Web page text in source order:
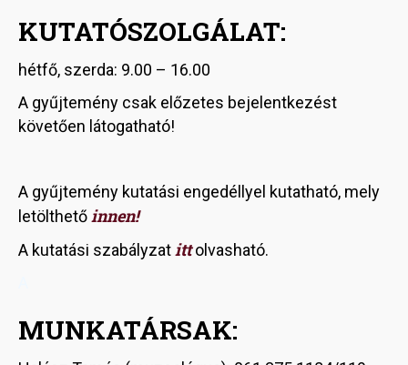
KUTATÓSZOLGÁLAT:
hétfő, szerda: 9.00 – 16.00
A gyűjtemény csak előzetes bejelentkezést
követően látogatható!
A gyűjtemény kutatási engedéllyel kutatható, mely
letölthetőinnen!
A kutatási szabályzatitt olvasható.
MUNKATÁRSAK: